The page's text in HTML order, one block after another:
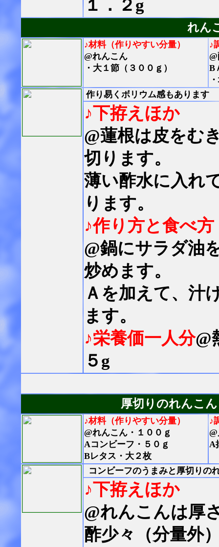
１．２g
れん
♪材料（作りやすい分量）
@れんこん
・大１節（３００ｇ）
♪
B
作り易くボリウム感もあります
♪下拵えほか
@蓮根は皮をむ
切ります。
薄い酢水に入れ
ります。
♪作り方と食べ方
@鍋にサラダ油
炒めます。
Ａを加えて、汁
ます。
♪栄養価一人分@
５g
厚切りのれんこ
♪材料（作りやすい分量）
@れんこん・１００ｇ
Aコンビーフ・５０ｇ
Bレタス・大２枚
♪
A
コンビーフのうまみと厚切りの
♪下拵えほか
@れんこんは厚
酢少々（分量外